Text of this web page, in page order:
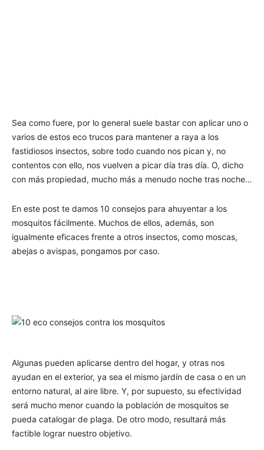
Sea como fuere, por lo general suele bastar con aplicar uno o
varios de estos eco trucos para mantener a raya a los
fastidiosos insectos, sobre todo cuando nos pican y, no
contentos con ello, nos vuelven a picar día tras día. O, dicho
con más propiedad, mucho más a menudo noche tras noche…
En este post te damos 10 consejos para ahuyentar a los
mosquitos fácilmente. Muchos de ellos, además, son
igualmente eficaces frente a otros insectos, como moscas,
abejas o avispas, pongamos por caso.
Algunas pueden aplicarse dentro del hogar, y otras nos
ayudan en el exterior, ya sea el mismo jardín de casa o en un
entorno natural, al aire libre. Y, por supuesto, su efectividad
será mucho menor cuando la población de mosquitos se
pueda catalogar de plaga. De otro modo, resultará más
factible lograr nuestro objetivo.